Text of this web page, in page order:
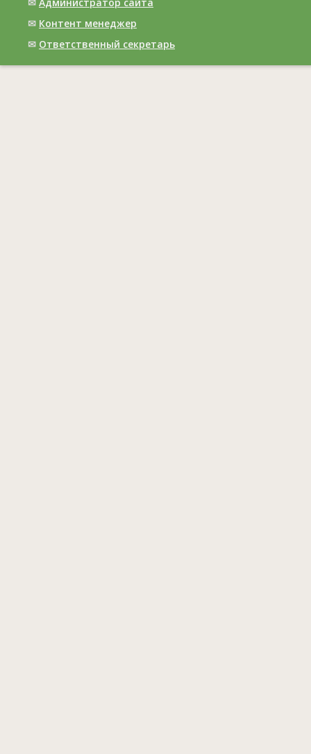
✉ Контент менеджер
✉ Ответственный cекретарь